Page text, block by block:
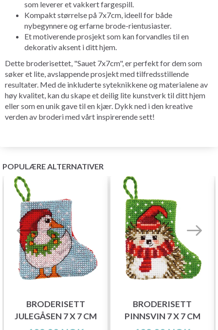
som leverer et vakkert fargespill.
Kompakt størrelse på 7x7cm, ideell for både
nybegynnere og erfarne brode-rientusiaster.
Et motiverende prosjekt som kan forvandles til en
dekorativ aksent i ditt hjem.
Dette broderisettet, "Sauet 7x7cm", er perfekt for dem som
søker et lite, avslappende prosjekt med tilfredsstillende
resultater. Med de inkluderte syteknikkene og materialene av
høy kvalitet, kan du skape et deilig lite kunstverk til ditt hjem
eller som en unik gave til en kjær. Dykk ned i den kreative
verden av broderi med vårt inspirerende sett!
POPULÆRE ALTERNATIVER
BRODERISETT
JULEGÅSEN 7 X 7 CM
BRODERISETT
PINNSVIN 7 X 7 CM